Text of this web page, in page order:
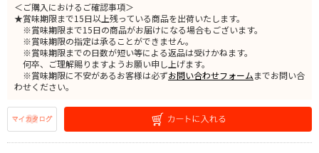
＜ご購入におけるご確認事項＞
★賞味期限まで15日以上残っている商品を出荷いたします。
※賞味期限まで15日の商品がお届けになる場合もございます。
※賞味期限の指定は承ることができません。
※賞味期限までの日数が短い等による返品は受けかねます。
何卒、ご理解賜りますようお願い申し上げます。
※賞味期限に不安があるお客様は必ずお問い合わせフォームまでお問い合
わせください。